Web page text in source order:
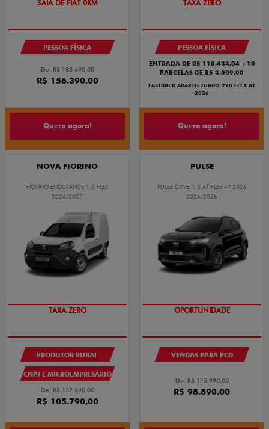
SAIA DE FIAT 0KM
PESSOA FÍSICA
De: R$ 183.490,00
R$ 156.390,00
Quero agora!
TAXA ZERO
PESSOA FÍSICA
ENTRADA DE R$ 118.434,84 +18
PARCELAS DE R$ 3.089,00
FASTBACK ABARTH TURBO 270 FLEX AT
2026
Quero agora!
NOVA FIORINO
FIORINO ENDURANCE 1.3 FLEX
2026/2027
TAXA ZERO
PRODUTOR RURAL
CNPJ E MICROEMPRESÁRIO
De: R$ 132.990,00
R$ 105.790,00
PULSE
PULSE DRIVE 1.3 AT FLEX 4P 2026
2026/2026
OPORTUNIDADE
VENDAS PARA PCD
De: R$ 115.990,00
R$ 98.890,00